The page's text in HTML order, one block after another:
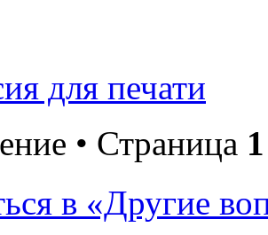
для печати
• Страница 1
в «Другие